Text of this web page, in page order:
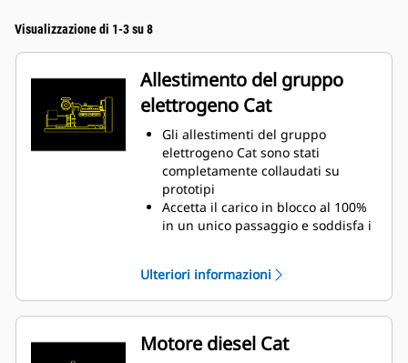
Visualizzazione di 1-3 su 8
Allestimento del gruppo
elettrogeno Cat
Gli allestimenti del gruppo
elettrogeno Cat sono stati
completamente collaudati su
prototipi
Accetta il carico in blocco al 100%
in un unico passaggio e soddisfa i
stazionario e risposta ai transitori
previsti dallo standard ISO 8528-5
Ulteriori informazioni
Motore diesel Cat